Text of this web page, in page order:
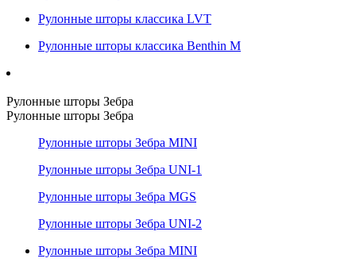
Рулонные шторы классика LVT
Рулонные шторы классика Benthin M
Рулонные шторы Зебра
Рулонные шторы Зебра
Рулонные шторы Зебра MINI
Рулонные шторы Зебра UNI-1
Рулонные шторы Зебра MGS
Рулонные шторы Зебра UNI-2
Рулонные шторы Зебра MINI